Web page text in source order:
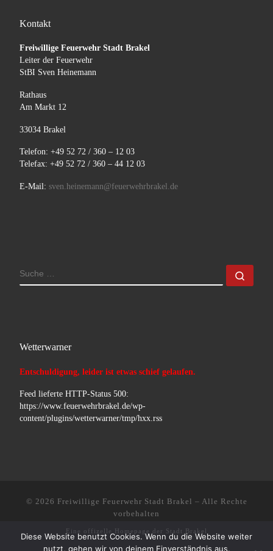
Kontakt
Freiwillige Feuerwehr Stadt Brakel
Leiter der Feuerwehr
StBI Sven Heinemann
Rathaus
Am Markt 12
33034 Brakel
Telefon: +49 52 72 / 360 – 12 03
Telefax: +49 52 72 / 360 – 44 12 03
E-Mail: sven.heinemann@feuerwehrbrakel.de
SUCHE
Wetterwarner
Entschuldigung, leider ist etwas schief gelaufen.
Feed lieferte HTTP-Status 500:
https://www.feuerwehrbrakel.de/wp-
content/plugins/wetterwarner/tmp/hxx.rss
© 2026 Freiwillige Feuerwehr Stadt Brakel – Alle Rechte
vorbehalten
Eine offizelle Homepage der Stadt Brakel
Diese Website benutzt Cookies. Wenn du die Website weiter
nutzt, gehen wir von deinem Einverständnis aus.